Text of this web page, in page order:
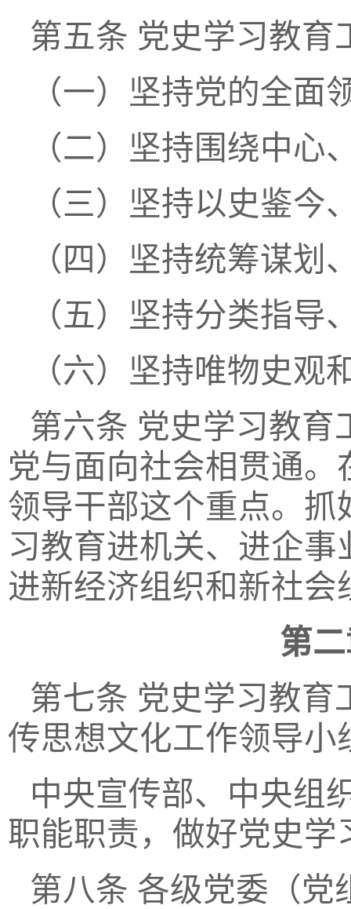
第五条 党史学习教育
（一）坚持党的全面
（二）坚持围绕中心
（三）坚持以史鉴今
（四）坚持统筹谋划
（五）坚持分类指导
（六）坚持唯物史观
第六条 党史学习教育
党与面向社会相贯通
领导干部这个重点。
习教育进机关、进企
进新经济组织和新社会
第
第七条 党史学习教育
传思想文化工作领导
中央宣传部、中央组
职能职责，做好党史学
第八条 各级党委（党